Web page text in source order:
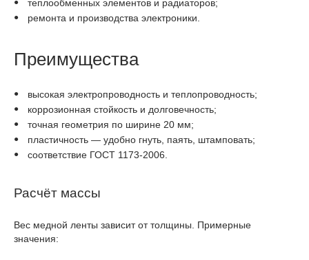
теплообменных элементов и радиаторов;
ремонта и производства электроники.
Преимущества
высокая электропроводность и теплопроводность;
коррозионная стойкость и долговечность;
точная геометрия по ширине 20 мм;
пластичность — удобно гнуть, паять, штамповать;
соответствие ГОСТ 1173-2006.
Расчёт массы
Вес медной ленты зависит от толщины. Примерные
значения: